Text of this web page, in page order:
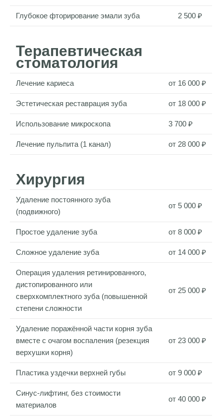
Глубокое фторирование эмали зуба 2 500 ₽
Терапевтическая
стоматология
Лечение кариеса от 16 000 ₽
Эстетическая реставрация зуба от 18 000 ₽
Использование микроскопа 3 700 ₽
Лечение пульпита (1 канал) от 28 000 ₽
Хирургия
Удаление постоянного зуба
(подвижного)
от 5 000 ₽
Простое удаление зуба от 8 000 ₽
Сложное удаление зуба от 14 000 ₽
Операция удаления ретинированного,
дистопированного или
сверхкомплектного зуба (повышенной
степени сложности
от 25 000 ₽
Удаление поражённой части корня зуба
вместе с очагом воспаления (резекция
верхушки корня)
от 23 000 ₽
Пластика уздечки верхней губы от 9 000 ₽
Синус-лифтинг, без стоимости
материалов
от 40 000 ₽
Оплата услуг